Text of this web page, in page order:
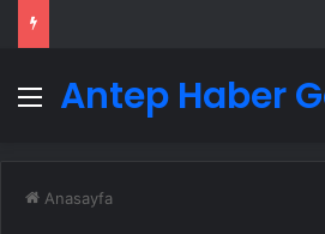
Menü
Antep Haber
Anasayfa